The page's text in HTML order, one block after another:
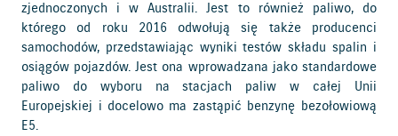
zjednoczonych i w Australii. Jest to również paliwo, do
którego od roku 2016 odwołują się także producenci
samochodów, przedstawiając wyniki testów składu spalin i
osiągów pojazdów. Jest ona wprowadzana jako standardowe
paliwo do wyboru na stacjach paliw w całej Unii
Europejskiej i docelowo ma zastąpić benzynę bezołowiową
E5.